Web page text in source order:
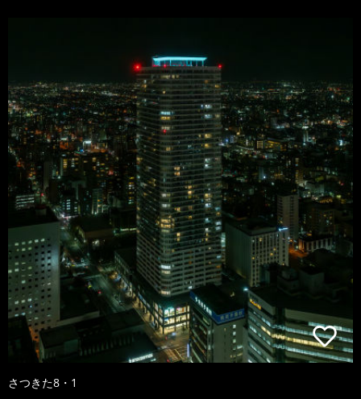
さつきた8・1